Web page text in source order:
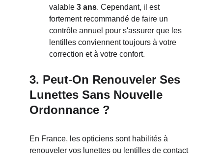
valable 3 ans. Cependant, il est
fortement recommandé de faire un
contrôle annuel pour s'assurer que les
lentilles conviennent toujours à votre
correction et à votre confort.
3. Peut-On Renouveler Ses
Lunettes Sans Nouvelle
Ordonnance ?
En France, les opticiens sont habilités à
renouveler vos lunettes ou lentilles de contact